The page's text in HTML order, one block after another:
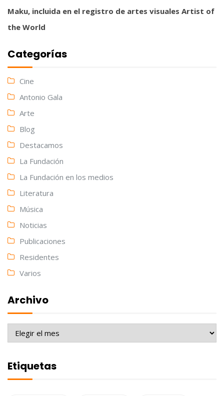
Maku, incluida en el registro de artes visuales Artist of
the World
Categorías
Cine
Antonio Gala
Arte
Blog
Destacamos
La Fundación
La Fundación en los medios
Literatura
Música
Noticias
Publicaciones
Residentes
Varios
Archivo
Archivo
Etiquetas